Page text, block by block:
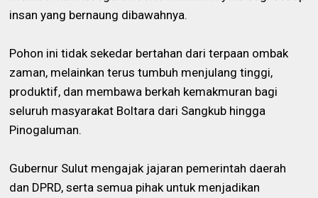
insan yang bernaung dibawahnya.
Pohon ini tidak sekedar bertahan dari terpaan ombak
zaman, melainkan terus tumbuh menjulang tinggi,
produktif, dan membawa berkah kemakmuran bagi
seluruh masyarakat Boltara dari Sangkub hingga
Pinogaluman.
Gubernur Sulut mengajak jajaran pemerintah daerah
dan DPRD, serta semua pihak untuk menjadikan